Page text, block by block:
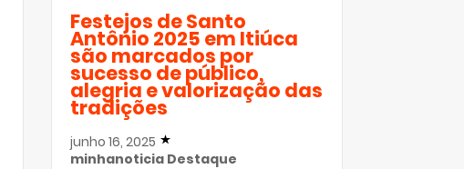
Festejos de Santo
Antônio 2025 em Itiúca
são marcados por
sucesso de público,
alegria e valorização das
tradições
junho 16, 2025
minhanoticia Destaque